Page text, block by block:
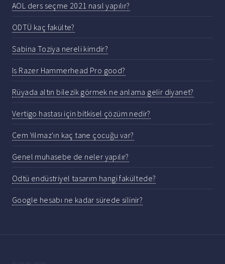
AOL ders seçme 2021 nasıl yapılır?
ODTÜ kaç fakülte?
Sabina Toziya nereli kimdir?
Is Razer Hammerhead Pro good?
Rüyada altın bilezik görmek ne anlama gelir diyanet?
Vertigo hastası için bitkisel çözüm nedir?
Cem Yılmaz'ın kaç tane çocuğu var?
Genel muhasebe de neler yapılır?
Odtü endüstriyel tasarım hangi fakültede?
Google hesabı ne kadar sürede silinir?